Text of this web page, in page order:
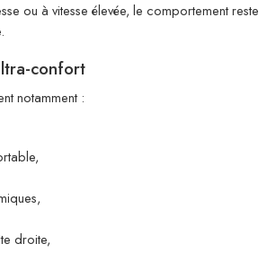
ou à vitesse élevée, le comportement reste
confort
notamment :
droite,